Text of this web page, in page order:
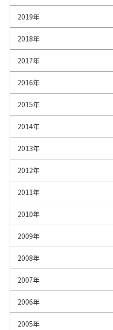
2019年
2018年
2017年
2016年
2015年
2014年
2013年
2012年
2011年
2010年
2009年
2008年
2007年
2006年
2005年